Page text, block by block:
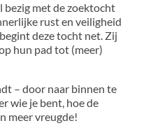
bezig met de zoektocht
rust en veiligheid
deze tocht net. Zij
hun pad tot (meer)
– door naar binnen te
wie je bent, hoe de
meer vreugde!